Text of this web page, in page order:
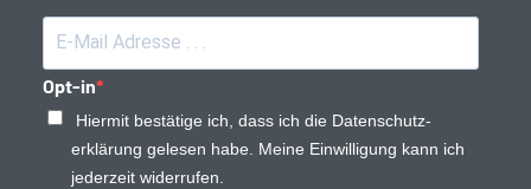
Opt-in
Hiermit bestätige ich, dass ich die Daten­schutz­
erklärung gelesen habe. Meine Einwilligung kann ich
jederzeit widerrufen.